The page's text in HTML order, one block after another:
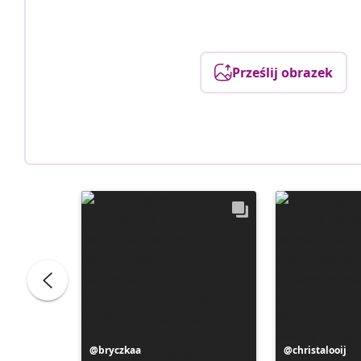
Prześlij obrazek
Post
bryczkaa
Post
christalooij